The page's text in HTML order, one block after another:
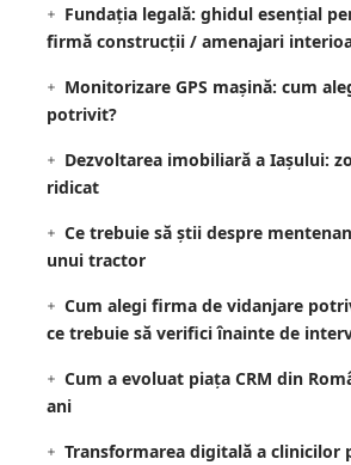
Fundația legală: ghidul esențial
firmă construcții / amenajari
Monitorizare GPS mașină: cum
potrivit?
Dezvoltarea imobiliară a Iașului:
ridicat
Ce trebuie să știi despre
unui tractor
Cum alegi firma de vidanjare
ce trebuie să verifici înainte de
Cum a evoluat piața CRM din
ani
Transformarea digitală a clinicilor